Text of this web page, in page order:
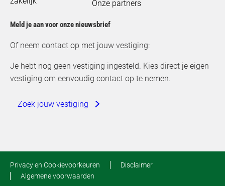
Onze partners
Meld je aan voor onze nieuwsbrief
Of neem contact op met jouw vestiging:
Je hebt nog geen vestiging ingesteld. Kies direct je eigen
vestiging om eenvoudig contact op te nemen.
Zoek jouw vestiging
Privacy en Cookievoorkeuren
Disclaimer
Algemene voorwaarden